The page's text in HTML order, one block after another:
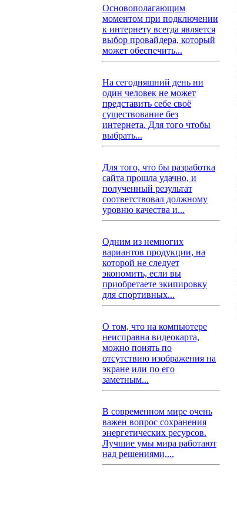
Основополагающим
моментом при подключении
к интернету всегда является
выбор провайдера, который
может обеспечить...
На сегодняшний день ни
один человек не может
представить себе своё
существование без
интернета. Для того чтобы
выбрать...
Для того, что бы разработка
сайта прошла удачно, и
полученный результат
соответствовал должному
уровню качества и...
Одним из немногих
вариантов продукции, на
которой не следует
экономить, если вы
приобретаете экипировку
для спортивных...
О том, что на компьютере
неисправна видеокарта,
можно понять по
отсутствию изображения на
экране или по его
заметным...
В современном мире очень
важен вопрос сохранения
энергетических ресурсов.
Лучшие умы мира работают
над решениями,...